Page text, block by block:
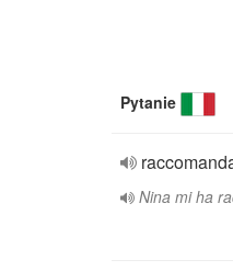
Pytanie
Nina mi ha